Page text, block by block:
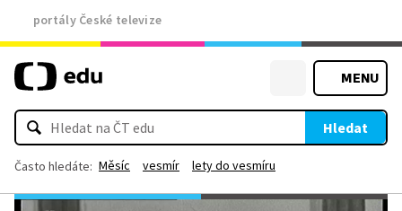
portály České televize
MENU
Hledat
Často hledáte: Měsíc vesmír lety do vesmíru